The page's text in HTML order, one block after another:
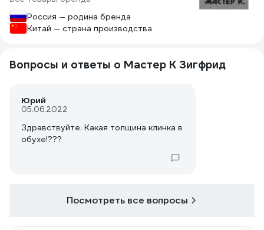
Россия — родина бренда
Китай — страна производства
Вопросы и ответы о Мастер К Зигфрид
Юрий
05.06.2022
Здравствуйте. Какая толщина клинка в
обухе!???
Посмотреть все вопросы